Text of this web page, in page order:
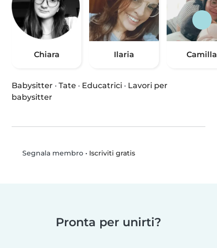
Chiara Ilaria Camilla
Babysitter · Tate · Educatrici · Lavori per
babysitter
Segnala membro• Iscriviti gratis
Pronta per unirti?